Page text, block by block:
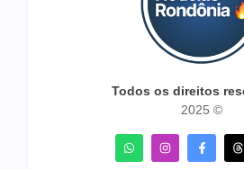
Todos os direitos
2025 ©